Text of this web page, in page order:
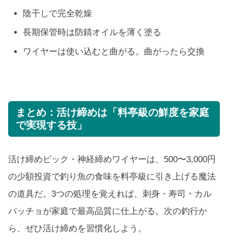
陰干しで完全乾燥
長期保管時は防錆オイルを薄く塗る
ワイヤーは使い込むと曲がる。曲がったら交換
まとめ：活け締めは「料亭級の鮮度を家庭
で実現する技」
活け締めピック・神経締めワイヤーは、500〜3,000円
の少額投資で釣り魚の食味を料亭級に引き上げる魔法
の道具だ。3つの処理を覚えれば、刺身・寿司・カル
パッチョが家庭で最高品質に仕上がる。次の釣行か
ら、ぜひ活け締めを習慣化しよう。